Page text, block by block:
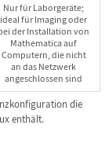
Nur für Laborgeräte;
ideal für Imaging oder
der Installation von
Mathematica auf
Computern, die nicht
an das Netzwerk
angeschlossen sind
die
enthält.